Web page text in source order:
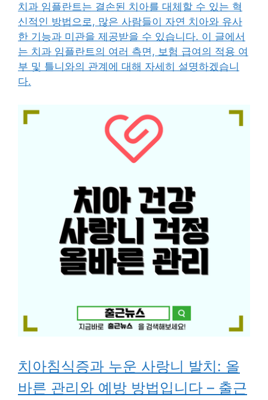
치과 임플란트는 결손된 치아를 대체할 수 있는 혁
신적인 방법으로, 많은 사람들이 자연 치아와 유사
한 기능과 미관을 제공받을 수 있습니다. 이 글에서
는 치과 임플란트의 여러 측면, 보험 급여의 적용 여
부 및 틀니와의 관계에 대해 자세히 설명하겠습니
다.
치아침식증과 누운 사랑니 발치: 올
바른 관리와 예방 방법입니다 – 출근